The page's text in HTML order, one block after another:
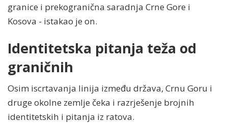
granice i prekogranična saradnja Crne Gore i
Kosova - istakao je on.
Identitetska pitanja teža od
graničnih
Osim iscrtavanja linija između država, Crnu Goru i
druge okolne zemlje čeka i razrješenje brojnih
identitetskih i pitanja iz ratova.